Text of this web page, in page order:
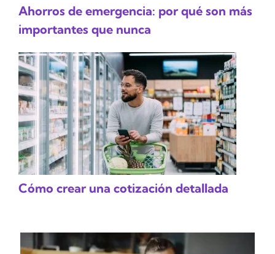
Ahorros de emergencia: por qué son más
importantes que nunca
Cómo crear una cotización detallada